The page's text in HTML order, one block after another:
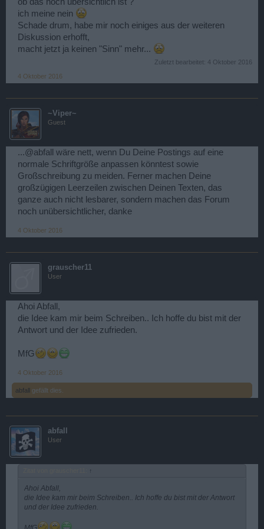
ich meine nein
Schade drum, habe mir noch einiges aus der weiteren
Diskussion erhofft,
macht jetzt ja keinen "Sinn" mehr...
Zuletzt bearbeitet: 4 Oktober 2016
4 Oktober 2016
~Viper~
Guest
...@abfall wäre nett, wenn Du Deine Postings auf eine
normale Schriftgröße anpassen könntest sowie
Großschreibung zu meiden. Ferner machen Deine
großzügigen Leerzeilen zwischen Deinen Texten, das
ganze auch nicht lesbarer, sondern machen das Forum
noch unübersichtlicher, danke
4 Oktober 2016
grauscher11
User
Ahoi Abfall,
die Idee kam mir beim Schreiben.. Ich hoffe du bist mit der
Antwort und der Idee zufrieden.
MfG
4 Oktober 2016
abfall gefällt dies.
abfall
User
↑
Ahoi Abfall,
die Idee kam mir beim Schreiben.. Ich hoffe du bist mit der Antwort
und der Idee zufrieden.